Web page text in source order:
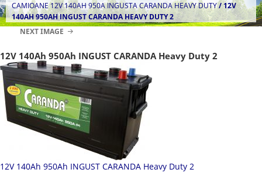
CAMIOANE 12V 140AH 950A INGUSTA CARANDA HEAVY DUTY/12V
140AH 950AH INGUST CARANDA HEAVY DUTY 2
NEXT IMAGE
12V 140Ah 950Ah INGUST CARANDA Heavy Duty 2
12V 140Ah 950Ah INGUST CARANDA Heavy Duty 2